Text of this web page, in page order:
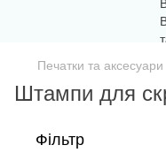
Печатки та аксесуари
Штампи для
Фільтр